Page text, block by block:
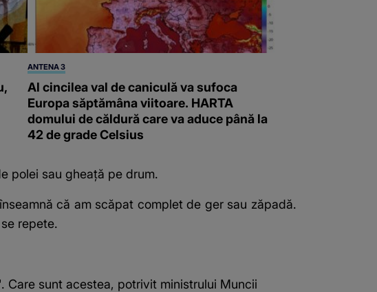
ANTENA 3
Al cincilea val de caniculă va sufoca
Europa săptămâna viitoare. HARTA
domului de căldură care va aduce până la
42 de grade Celsius
polei sau gheață pe drum.
că am scăpat complet de ger sau zăpadă.
repete.
Care sunt acestea, potrivit ministrului Muncii